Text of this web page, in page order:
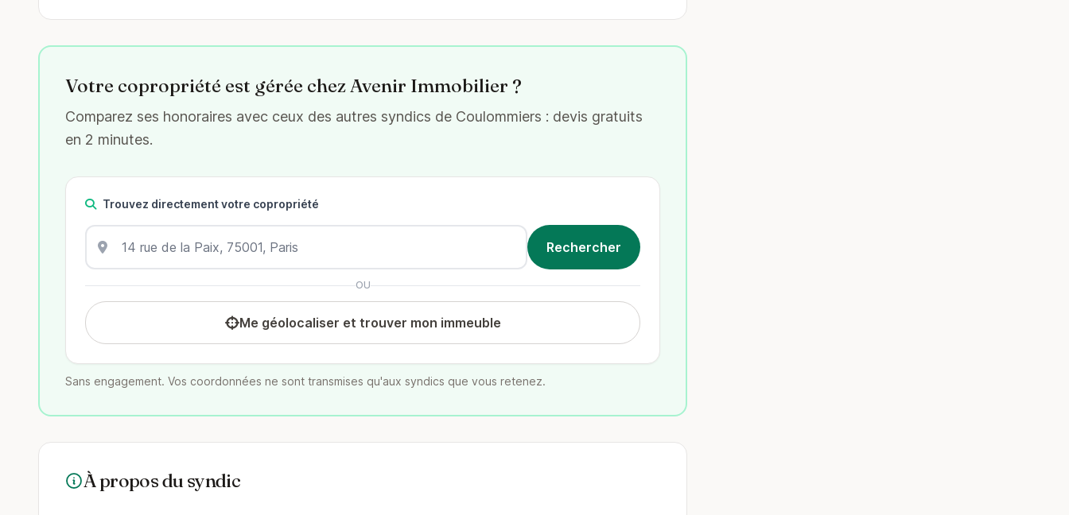
Votre copropriété est gérée chez Avenir Immobilier ?
Comparez ses honoraires avec ceux des autres syndics de Coulommiers : devis gratuits
en 2 minutes.
Trouvez directement votre copropriété
OU
Me géolocaliser et trouver mon immeuble
Sans engagement. Vos coordonnées ne sont transmises qu'aux syndics que vous retenez.
À propos du syndic